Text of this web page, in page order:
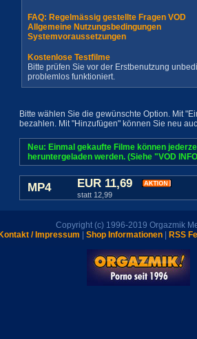
FAQ: Regelmässig gestellte Fragen VOD
Allgemeine Nutzungsbedingungen
Systemvoraussetzungen
Kostenlose Testfilme
Bitte prüfen Sie vor der Erstbenutzung
problemlos funktioniert.
Bitte wählen Sie die gewünschte Option. Mit
bezahlen. Mit "Hinzufügen" können Sie neu
Neu: Einmal gekaufte Filme können
heruntergeladen werden. (Siehe "VOD
MP4 EUR 11,69
statt 12,99
Copyright (c) 1996-2019 Orgazmik
Kontakt / Impressum
Shop Informationen RSS